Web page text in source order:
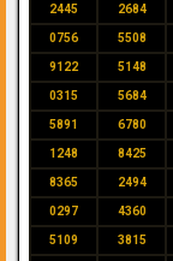
2445 2684
0756 5508
9122 5148
0315 5684
5891 6780
1248 8425
8365 2494
0297 4360
5109 3815